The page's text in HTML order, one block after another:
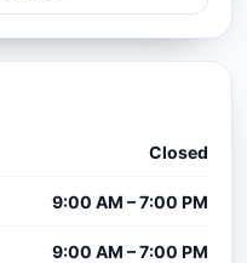
Closed
9:00 AM – 7:00 PM
9:00 AM – 7:00 PM